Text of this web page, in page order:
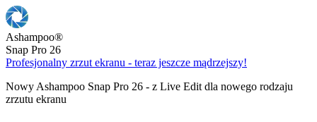
Ashampoo®
Snap Pro 26
Profesjonalny zrzut ekranu - teraz jeszcze mądrzejszy!
Nowy Ashampoo Snap Pro 26 - z Live Edit dla nowego rodzaju
zrzutu ekranu